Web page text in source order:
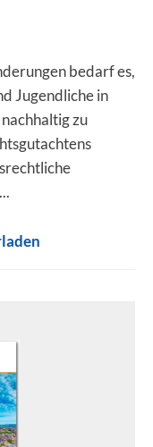
bedarf es,
Jugendliche in
zu